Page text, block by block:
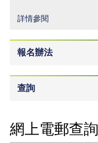
詳情參閱
報名辦法
查詢
網上電郵查詢